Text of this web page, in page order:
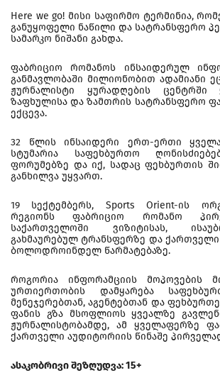
Here we go! მისი საფირმო ტერმინია,
განუყოფელი ნაწილი და სატრანსფერო
სამარკო ნიშანი გახდა.
ფაბრიციო რომანოს ინსაიდერულ
განმავლობაში მილიონობით ადამიანი
ჟურნალისტი ყურადღების ცენტრში
ზაფხულისა და ზამთრის სატრანსფერო
ექცევა.
32 წლის ინსაიდერი ერთ-ერთი
სტუმარია საფეხბურთო
ფორუმებზე და იქ, სადაც ფეხბურთის
განხილვა უყვართ.
19 სექტემბერს, Sports Orient-ის
რეგიონს ფაბრიციო რომანო
საქართველოში ვიზიტისას,
გახმაურებულ ტრანსფერზე და
ბოლოდროინდელ წარმატებაზე.
როგორია ინფორამციის მოპოვების
ურთიერთობის დამყარება
მენეჯერებთან, აგენტებთან და
ფანის გზა მსოფლიოს ყვეალზე
ჟურნალისტობამდე, ამ ყველაფერზე
ქართველი აუდიტორიის წინაშე
ასაკობრივი შეზღუდვა: 15+